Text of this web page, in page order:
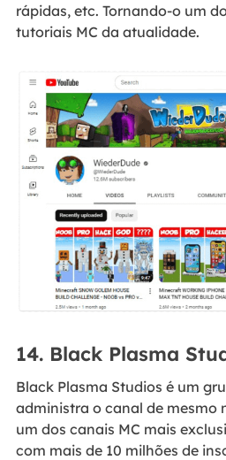
rápidas, etc. Tornando-o um
tutoriais MC da atualidade.
14. Black Plasma
Black Plasma Studios é um
administra o canal de mesmo
um dos canais MC mais
com mais de 10 milhões de